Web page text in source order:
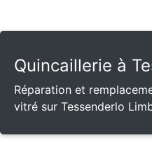
Quincaillerie à
Réparation et
vitré sur Tessenderlo